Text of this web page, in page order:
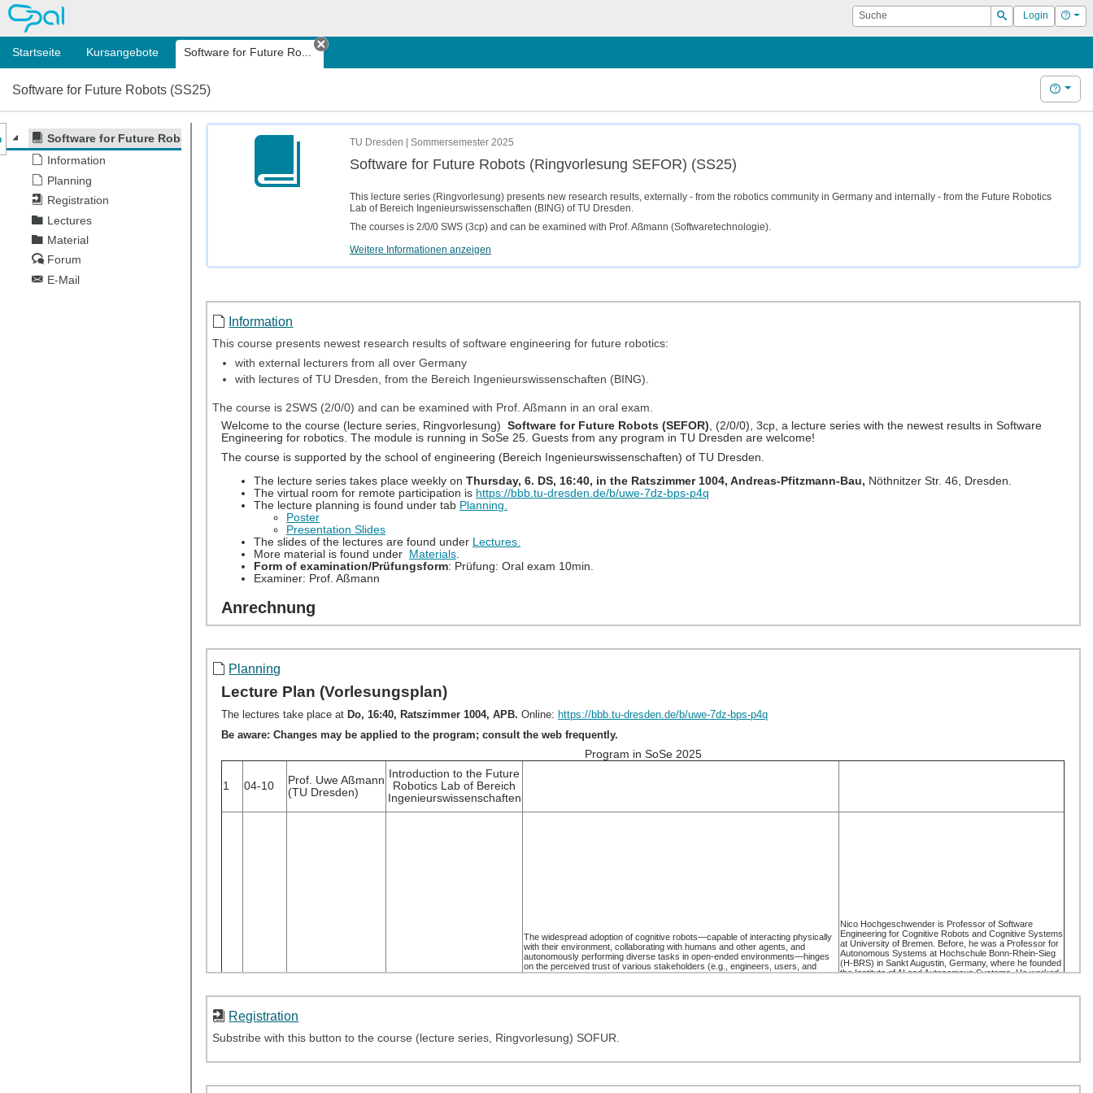
OPAL Suche
Suchen
Login Hilfe
Startseite Kursangebote Software for Future Ro...
Tab schließen
Software for Future Robots (SS25) Hilfe
Software for Future Robots (Ringvorlesung SEFOR) (SS25)
Information
Planning
Registration
Lectures
Material
Forum
E-Mail
des Kursmenüs
TU Dresden | Sommersemester 2025
Software for Future Robots (Ringvorlesung SEFOR) (SS25)
This lecture series (Ringvorlesung) presents new research results, externally - from the robotics community in Germany and internally - from the Future Robotics
Lab of Bereich Ingenieurswissenschaften (BING) of TU Dresden.
The courses is 2/0/0 SWS (3cp) and can be examined with Prof. Aßmann (Softwaretechnologie).
Weitere Informationen anzeigen
Information
This course presents newest research results of software engineering for future robotics:
with external lecturers from all over Germany
with lectures of TU Dresden, from the Bereich Ingenieurswissenschaften (BING).
The course is 2SWS (2/0/0) and can be examined with Prof. Aßmann in an oral exam.
Planning
Registration
Substribe with this button to the course (lecture series, Ringvorlesung) SOFUR.